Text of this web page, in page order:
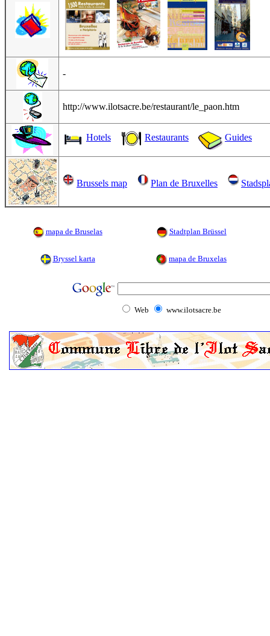
-
http://www.ilotsacre.be/restaurant/le_paon.htm
Hotels Restaurants Guides
Brussels map Plan de Bruxelles
mapa de Bruselas Stadtplan Brüssel
Bryssel karta mapa de Bruxelas
Web www.ilotsacre.be